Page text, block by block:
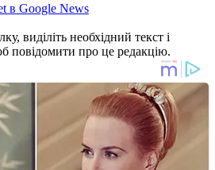
в Google News
виділіть необхідний текст і
повідомити про це редакцію.